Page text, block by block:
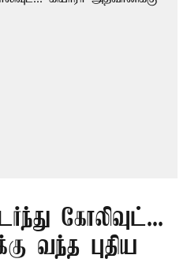
கோலிவுட்...
வந்த புதிய